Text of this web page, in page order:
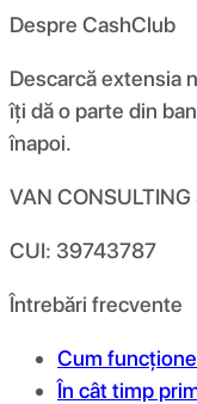
Despre CashClub
Descarcă extensia
îți dă o parte din
înapoi.
VAN CONSULTING
CUI: 39743787
Întrebări frecvente
Cum
În cât timp